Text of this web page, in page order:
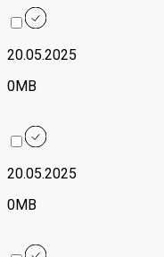
20.05.2025
0MB
20.05.2025
0MB